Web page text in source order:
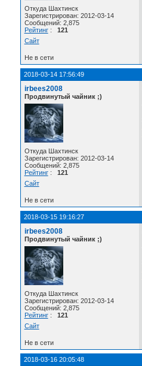
Откуда Шахтинск
Зарегистрирован: 2012-03-14
Сообщений: 2,875
Рейтинг: 121
Сайт
Не в сети
2018-03-14 17:56:49
irbees2008
Продвинутый чайник ;)
Откуда Шахтинск
Зарегистрирован: 2012-03-14
Сообщений: 2,875
Рейтинг: 121
Сайт
Не в сети
2018-03-15 19:16:27
irbees2008
Продвинутый чайник ;)
Откуда Шахтинск
Зарегистрирован: 2012-03-14
Сообщений: 2,875
Рейтинг: 121
Сайт
Не в сети
2018-03-16 20:05:48